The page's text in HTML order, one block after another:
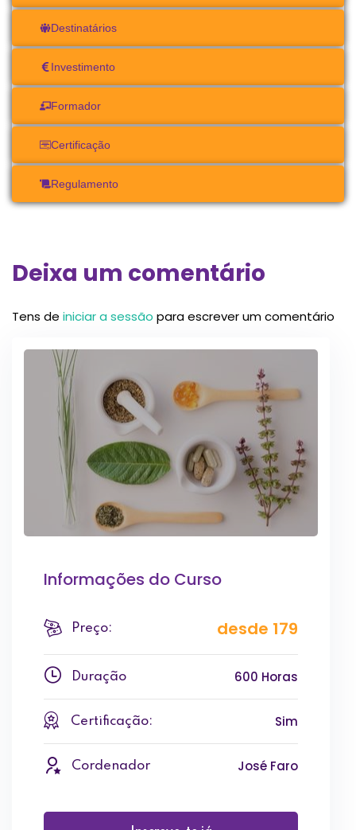
Destinatários
Investimento
Formador
Certificação
Regulamento
Deixa um comentário
Tens de iniciar a sessão para escrever um comentário
Informações do Curso
Preço: desde 179
Duração 600 Horas
Certificação: Sim
Cordenador José Faro